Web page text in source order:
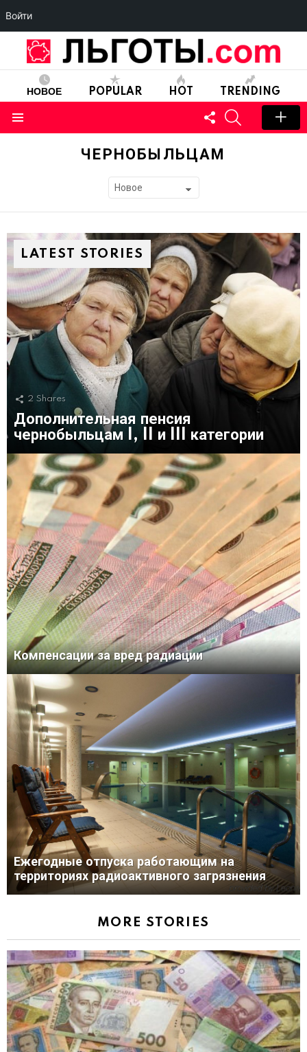
НОВОЕ POPULAR HOT TRENDING
FOLLOW
US
ЧЕРНОБЫЛЬЦАМ
LATEST STORIES
2 Shares
Дополнительная пенсия
чернобыльцам I, II и III категории
Компенсации за вред радиации
Ежегодные отпуска работающим на
территориях радиоактивного загрязнения
MORE STORIES
Войти